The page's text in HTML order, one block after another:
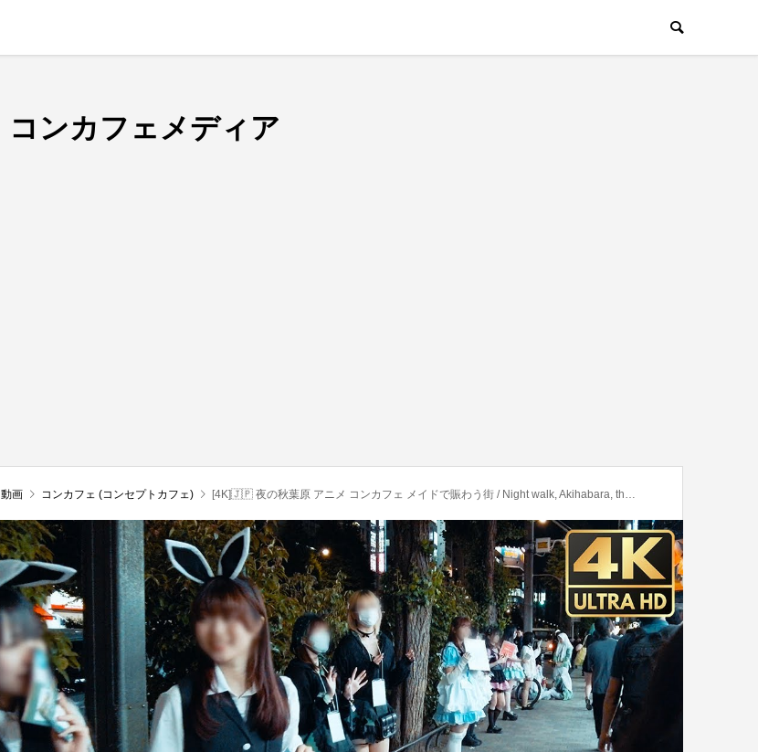
コンカフェメディア
動画 コンカフェ (コンセプトカフェ) [4K]🇯🇵 夜の秋葉原 アニメ コンカフェ メイドで賑わう街 / Night walk, Akihabara, the town of anime, maids, and electronics.